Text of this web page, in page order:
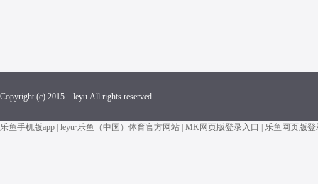
Copyright (c) 2015 leyu.All rights reserved.
乐鱼手机版app leyu·乐鱼（中国）体育官方网站 MK网页版登录入口 乐鱼网页版